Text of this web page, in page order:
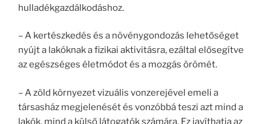
hulladékgazdálkodáshoz.
– A kertészkedés és a növénygondozás lehetőséget
nyújt a lakóknak a fizikai aktivitásra, ezáltal elősegítve
az egészséges életmódot és a mozgás örömét.
– A zöld környezet vizuális vonzerejével emeli a
társasház megjelenését és vonzóbbá teszi azt mind a
lakók, mind a külső látogatók számára. Ez javíthatja az